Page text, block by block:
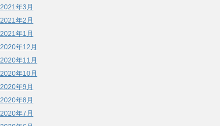
2021年3月
2021年2月
2021年1月
2020年12月
2020年11月
2020年10月
2020年9月
2020年8月
2020年7月